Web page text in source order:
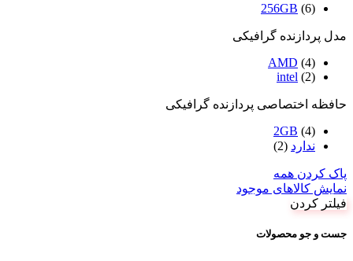
256GB (6)
مدل پردازنده گرافیکی
AMD (4)
intel (2)
حافظه اختصاصی پردازنده گرافیکی
2GB (4)
ندارد (2)
پاک کردن همه
نمایش کالاهای موجود
فیلتر کردن
جست و جو محصولات